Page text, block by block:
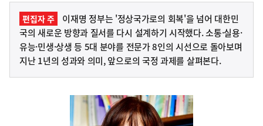
편집자 주
이재명 정부는 '정상국가로의 회복'을 넘어 대한민
국의 새로운 방향과 질서를 다시 설계하기 시작했다. 소통·실용·
유능·민생·상생 등 5대 분야를 전문가 8인의 시선으로 돌아보며
지난 1년의 성과와 의미, 앞으로의 국정 과제를 살펴본다.